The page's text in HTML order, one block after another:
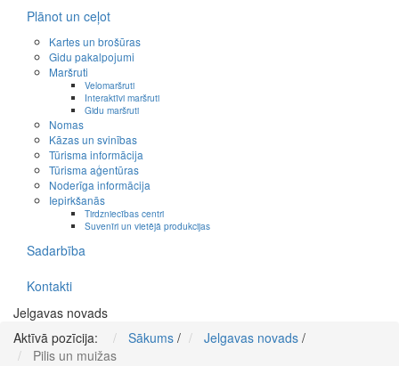
Plānot un ceļot
Kartes un brošūras
Gidu pakalpojumi
Maršruti
Velomaršruti
Interaktīvi maršruti
Gidu maršruti
Nomas
Kāzas un svinības
Tūrisma informācija
Tūrisma aģentūras
Noderīga informācija
Iepirkšanās
Tirdzniecības centri
Suvenīri un vietējā produkcijas
Sadarbība
Kontakti
Jelgavas novads
Aktīvā pozīcija:
Sākums / Jelgavas novads /
Pilis un muižas